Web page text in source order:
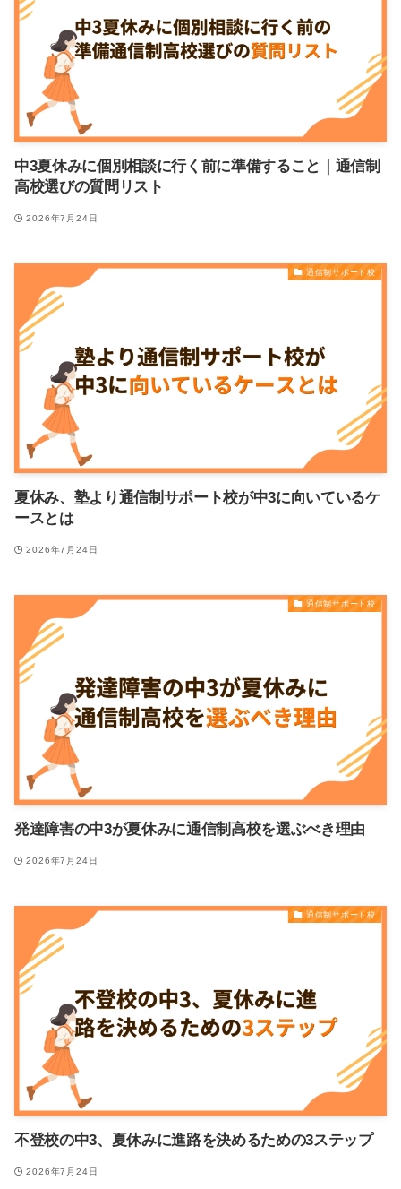
中3夏休みに個別相談に行く前に準備すること｜通信制
高校選びの質問リスト
2026年7月24日
通信制サポート校
夏休み、塾より通信制サポート校が中3に向いているケ
ースとは
2026年7月24日
通信制サポート校
発達障害の中3が夏休みに通信制高校を選ぶべき理由
2026年7月24日
通信制サポート校
不登校の中3、夏休みに進路を決めるための3ステップ
2026年7月24日